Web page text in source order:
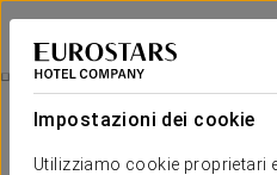
Impostazioni dei cookie
Utilizziamo cookie proprietari
Eurostars Isla de la Toja
PONTEVEDRA - O GROVE
Trattamento Luminosità